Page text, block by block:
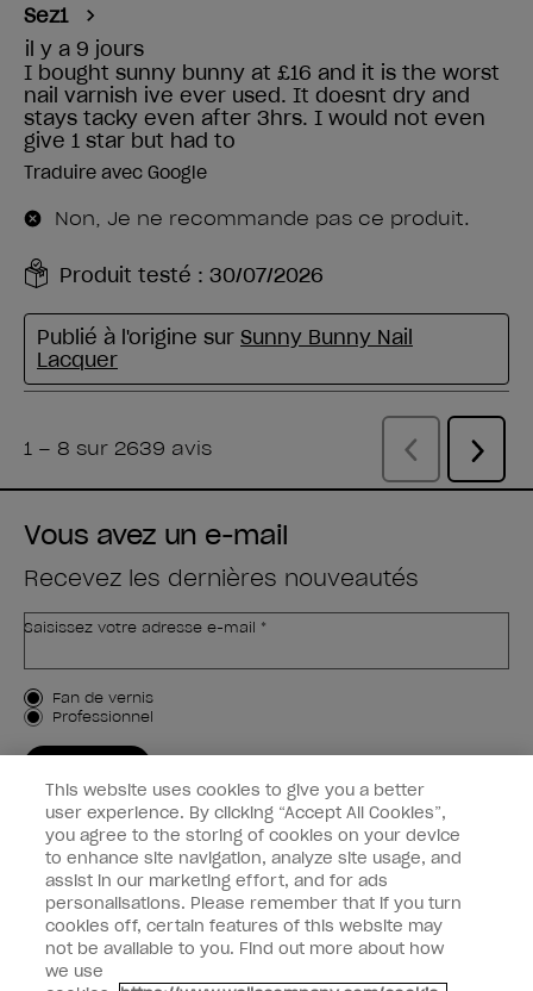
Vous avez un e-mail
Recevez les dernières nouveautés
Saisissez votre adresse e-mail *
Type de client
Fan de vernis
Professionnel
Informations clients
Connectez-Vous
This website uses cookies to give you a better
user experience. By clicking “Accept All Cookies”,
you agree to the storing of cookies on your device
to enhance site navigation, analyze site usage, and
assist in our marketing effort, and for ads
personalisations. Please remember that if you turn
cookies off, certain features of this website may
not be available to you. Find out more about how
we use